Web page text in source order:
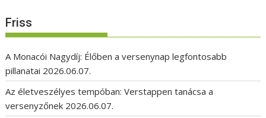
Friss
A Monacói Nagydíj: Élőben a versenynap legfontosabb
pillanatai 2026.06.07.
Az életveszélyes tempóban: Verstappen tanácsa a
versenyzőnek 2026.06.07.